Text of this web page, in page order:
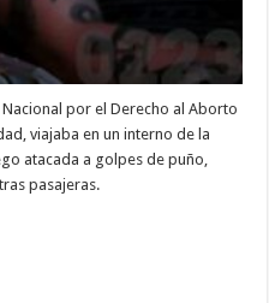
por el Derecho al Aborto
viajaba en un interno de la
atacada a golpes de puño,
pasajeras.